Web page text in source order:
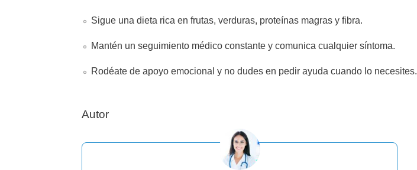
Sigue una dieta rica en frutas, verduras, proteínas magras y fibra.
Mantén un seguimiento médico constante y comunica cualquier síntoma.
Rodéate de apoyo emocional y no dudes en pedir ayuda cuando lo necesites.
Autor